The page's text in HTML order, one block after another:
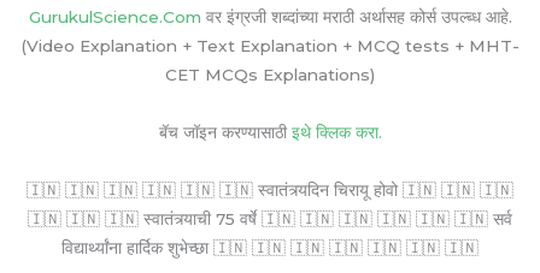
GurukulScience.Com वर इंग्रजी शब्दांच्या मराठी अर्थासह कोर्स उपल्ब्ध आहे.
(Video Explanation + Text Explanation + MCQ tests + MHT-
CET MCQs Explanations)
बॅच जॉइन करण्यासाठी इथे क्लिक करा.
🇮🇳 🇮🇳 🇮🇳 🇮🇳 🇮🇳 🇮🇳 स्वातंत्र्यदिन चिरायू होवो 🇮🇳 🇮🇳 🇮🇳
🇮🇳 🇮🇳 🇮🇳 स्वातंत्र्याची 75 वर्षे 🇮🇳 🇮🇳 🇮🇳 🇮🇳 🇮🇳 🇮🇳 सर्व
विद्यार्थ्यांना हार्दिक शुभेच्छा 🇮🇳 🇮🇳 🇮🇳 🇮🇳 🇮🇳 🇮🇳 🇮🇳